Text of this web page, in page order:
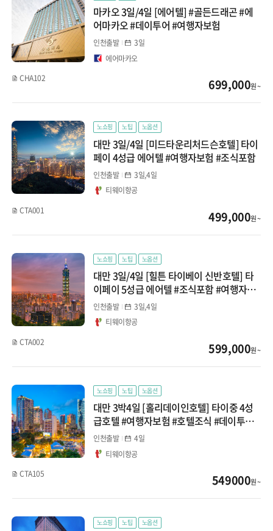
마카오 3일/4일 [에어텔] #골든드래곤 #에
어마카오 #데이투어 #여행자보험
인천출발
3일
에어마카오
CHA102
699,000원 ~
노쇼핑 노팁 노옵션
대만 3일/4일 [미드타운리처드슨호텔] 타이
페이 4성급 에어텔 #여행자보험 #조식포함
인천출발
3일,4일
티웨이항공
CTA001
499,000원 ~
노쇼핑 노팁 노옵션
대만 3일/4일 [힐튼 타이베이 신반호텔] 타
이페이 5성급 에어텔 #조식포함 #여행자보
험
인천출발
3일,4일
티웨이항공
CTA002
599,000원 ~
노쇼핑 노팁 노옵션
대만 3박4일 [홀리데이인호텔] 타이중 4성
급호텔 #여행자보험 #호텔조식 #데이투어
신청가능
인천출발
4일
티웨이항공
CTA105
549000원 ~
노쇼핑 노팁 노옵션